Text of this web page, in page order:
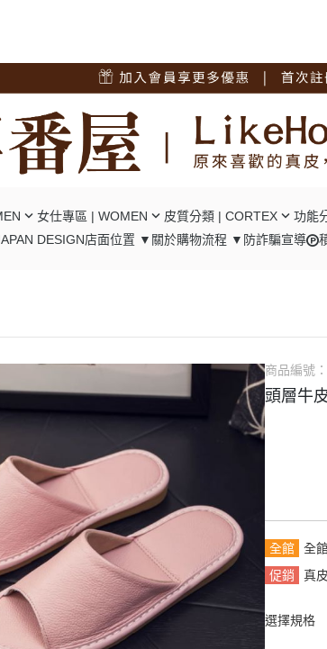
包
女仕專區 | WOMEN
女仕 - 後背包
女仕 - 手提包
女仕 - 手拿包
皮質分類 | CORTEX
┕ 碳纖維牛皮
┕ 植鞣牛皮
┕ 羊皮
┕ 雙材質:布配皮
功能
┕ 翻頁卡位
┕ 風琴卡位
DESIGN店面位置 ▼ 關於購物流程 ▼ 防詐騙宣導
商品編號：
頭層牛
全館
全
促銷
真
選擇規格